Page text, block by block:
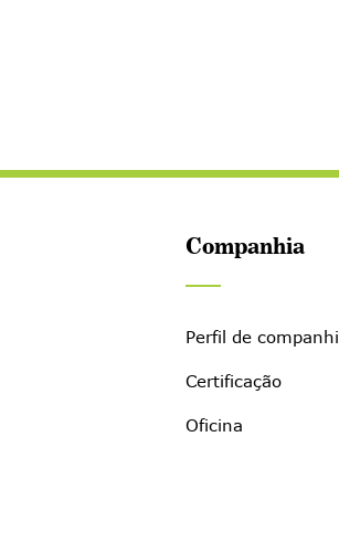
Companhia
Perfil de
Certificação
Oficina